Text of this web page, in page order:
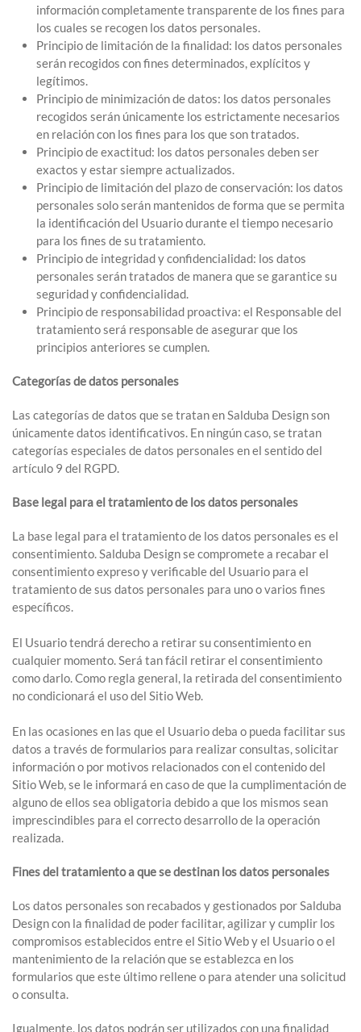
información completamente transparente de los fines para
los cuales se recogen los datos personales.
Principio de limitación de la finalidad: los datos personales
serán recogidos con fines determinados, explícitos y
legítimos.
Principio de minimización de datos: los datos personales
recogidos serán únicamente los estrictamente necesarios
en relación con los fines para los que son tratados.
Principio de exactitud: los datos personales deben ser
exactos y estar siempre actualizados.
Principio de limitación del plazo de conservación: los datos
personales solo serán mantenidos de forma que se permita
la identificación del Usuario durante el tiempo necesario
para los fines de su tratamiento.
Principio de integridad y confidencialidad: los datos
personales serán tratados de manera que se garantice su
seguridad y confidencialidad.
Principio de responsabilidad proactiva: el Responsable del
tratamiento será responsable de asegurar que los
principios anteriores se cumplen.
Categorías de datos personales
Las categorías de datos que se tratan en Salduba Design son
únicamente datos identificativos. En ningún caso, se tratan
categorías especiales de datos personales en el sentido del
artículo 9 del RGPD.
Base legal para el tratamiento de los datos personales
La base legal para el tratamiento de los datos personales es el
consentimiento. Salduba Design se compromete a recabar el
consentimiento expreso y verificable del Usuario para el
tratamiento de sus datos personales para uno o varios fines
específicos.
El Usuario tendrá derecho a retirar su consentimiento en
cualquier momento. Será tan fácil retirar el consentimiento
como darlo. Como regla general, la retirada del consentimiento
no condicionará el uso del Sitio Web.
En las ocasiones en las que el Usuario deba o pueda facilitar sus
datos a través de formularios para realizar consultas, solicitar
información o por motivos relacionados con el contenido del
Sitio Web, se le informará en caso de que la cumplimentación de
alguno de ellos sea obligatoria debido a que los mismos sean
imprescindibles para el correcto desarrollo de la operación
realizada.
Fines del tratamiento a que se destinan los datos personales
Los datos personales son recabados y gestionados por Salduba
Design con la finalidad de poder facilitar, agilizar y cumplir los
compromisos establecidos entre el Sitio Web y el Usuario o el
mantenimiento de la relación que se establezca en los
formularios que este último rellene o para atender una solicitud
o consulta.
Igualmente, los datos podrán ser utilizados con una finalidad